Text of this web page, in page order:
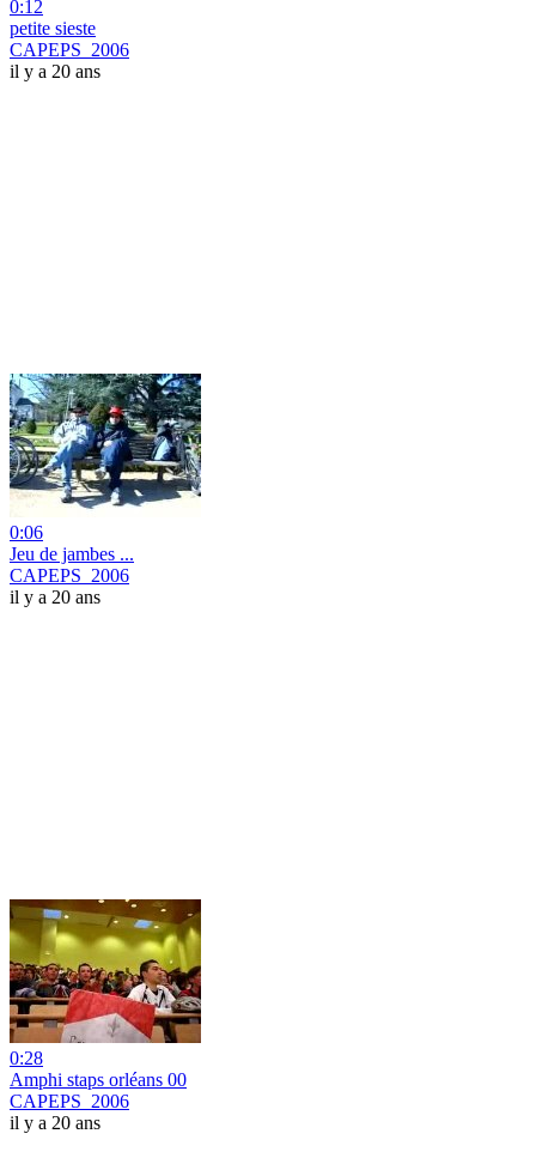
0:12
petite sieste
CAPEPS_2006
il y a 20 ans
0:06
Jeu de jambes ...
CAPEPS_2006
il y a 20 ans
0:28
Amphi staps orléans 00
CAPEPS_2006
il y a 20 ans